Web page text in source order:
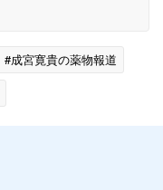
#成宮寛貴の薬物報道